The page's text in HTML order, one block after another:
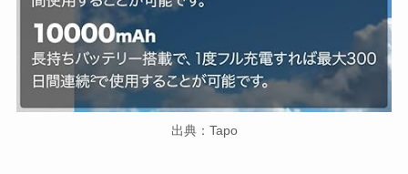
出典：Tapo